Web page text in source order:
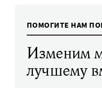
ПОМОГИТЕ НАМ
Изменим
лучшему